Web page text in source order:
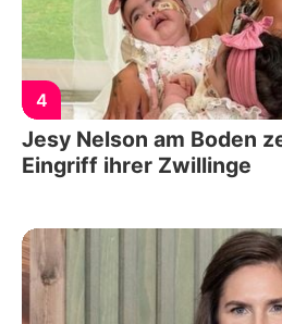
4
Jesy Nelson am Boden
Eingriff ihrer Zwillinge